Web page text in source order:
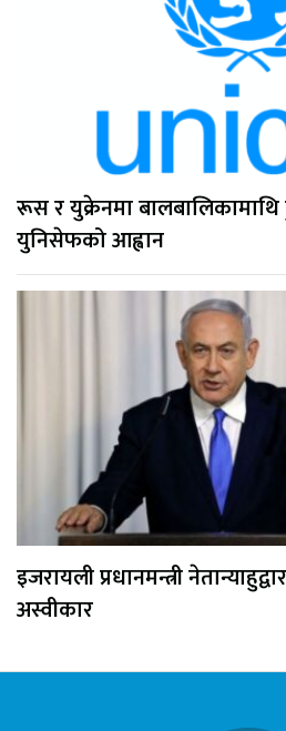
रूस र युक्रेनमा
युनिसेफको आह्वान
इजरायली प्रधानमन्त्री
अस्वीकार